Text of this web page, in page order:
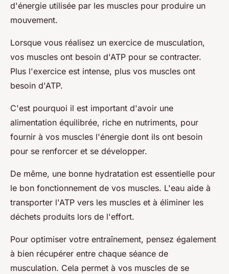
d'énergie utilisée par les muscles pour produire un
mouvement.
Lorsque vous réalisez un exercice de musculation,
vos muscles ont besoin d'ATP pour se contracter.
Plus l'exercice est intense, plus vos muscles ont
besoin d'ATP.
C'est pourquoi il est important d'avoir une
alimentation équilibrée, riche en nutriments, pour
fournir à vos muscles l'énergie dont ils ont besoin
pour se renforcer et se développer.
De même, une bonne hydratation est essentielle pour
le bon fonctionnement de vos muscles. L'eau aide à
transporter l'ATP vers les muscles et à éliminer les
déchets produits lors de l'effort.
Pour optimiser votre entraînement, pensez également
à bien récupérer entre chaque séance de
musculation. Cela permet à vos muscles de se